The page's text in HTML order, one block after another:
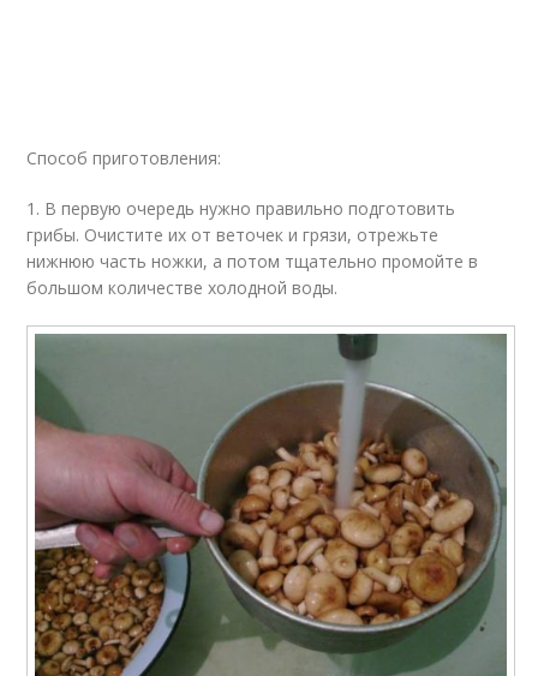
Способ приготовления:
1. В первую очередь нужно правильно подготовить
грибы. Очистите их от веточек и грязи, отрежьте
нижнюю часть ножки, а потом тщательно промойте в
большом количестве холодной воды.